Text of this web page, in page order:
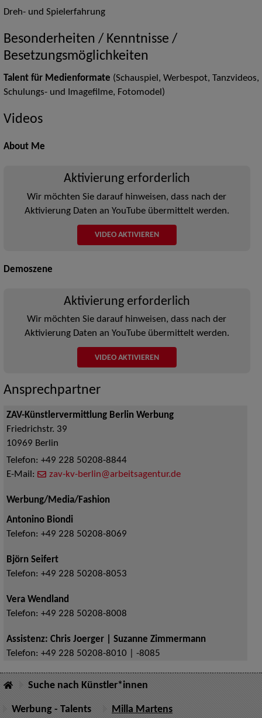
Dreh- und Spielerfahrung
Besonderheiten / Kenntnisse /
Besetzungsmöglichkeiten
Talent für Medienformate (Schauspiel, Werbespot, Tanzvideos,
Schulungs- und Imagefilme, Fotomodel)
Videos
About Me
Aktivierung erforderlich
Wir möchten Sie darauf hinweisen, dass nach der
Aktivierung Daten an YouTube übermittelt werden.
VIDEO AKTIVIEREN
Demoszene
Aktivierung erforderlich
Wir möchten Sie darauf hinweisen, dass nach der
Aktivierung Daten an YouTube übermittelt werden.
VIDEO AKTIVIEREN
Ansprechpartner
ZAV-Künstlervermittlung Berlin Werbung
Friedrichstr. 39
10969 Berlin
Telefon: +49 228 50208-8844
E-Mail:
zav-kv-berlin@arbeitsagentur.de
Werbung/Media/Fashion
Antonino Biondi
Telefon: +49 228 50208-8069
Björn Seifert
Telefon: +49 228 50208-8053
Vera Wendland
Telefon: +49 228 50208-8008
Assistenz: Chris Joerger | Suzanne Zimmermann
Telefon: +49 228 50208-8010 | -8085
Suche nach Künstler*innen
Werbung - Talents Milla Martens